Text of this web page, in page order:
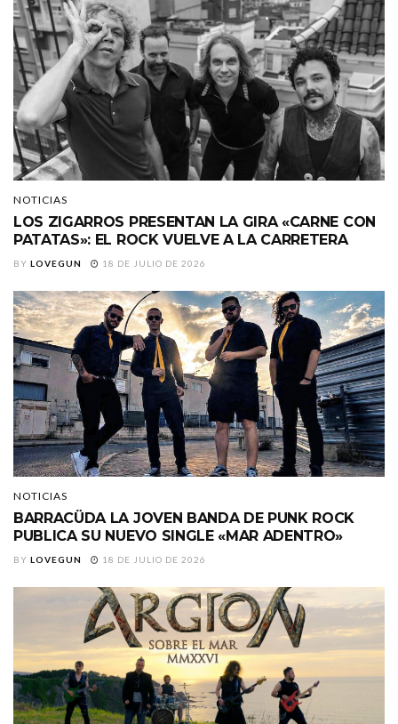
NOTICIAS
LOS ZIGARROS PRESENTAN LA GIRA «CARNE CON
PATATAS»: EL ROCK VUELVE A LA CARRETERA
BY LOVEGUN 18 DE JULIO DE 2026
NOTICIAS
BARRACÜDA LA JOVEN BANDA DE PUNK ROCK
PUBLICA SU NUEVO SINGLE «MAR ADENTRO»
BY LOVEGUN 18 DE JULIO DE 2026